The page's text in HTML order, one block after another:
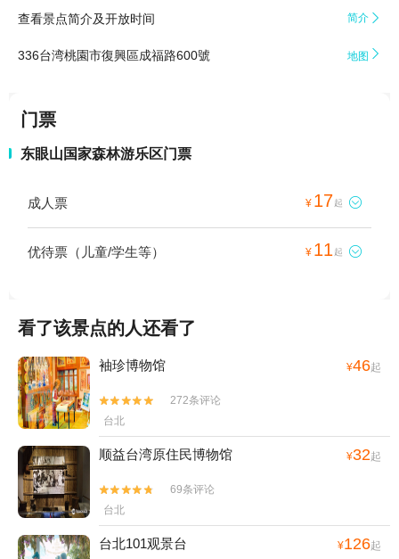
查看景点简介及开放时间 简介 
336台湾桃園市復興區成福路600號 地图 
门票
东眼山国家森林游乐区门票
成人票 ¥ 17起 
优待票（儿童/学生等） ¥ 11 起 
看了该景点的人还看了
袖珍博物馆 ¥46起


272条评论
台北
顺益台湾原住民博物馆 ¥32起


69条评论
台北
台北101观景台 ¥126起